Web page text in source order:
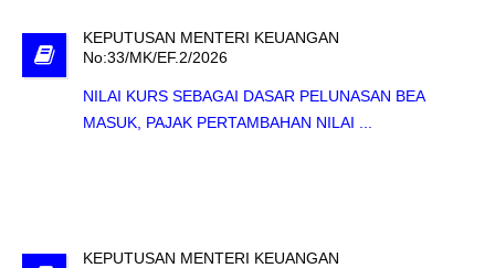
KEPUTUSAN MENTERI KEUANGAN
No:33/MK/EF.2/2026
NILAI KURS SEBAGAI DASAR PELUNASAN BEA
MASUK, PAJAK PERTAMBAHAN NILAI ...
KEPUTUSAN MENTERI KEUANGAN